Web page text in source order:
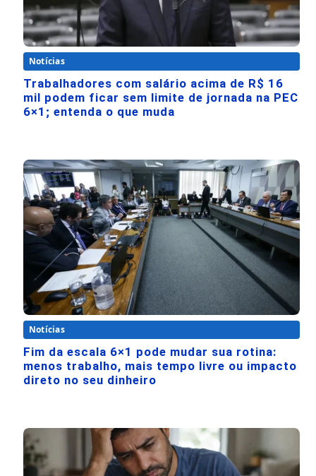
Notícias
Trabalhadores com salário acima de R$ 16
mil podem ficar sem limite de jornada na PEC
6×1; entenda o que muda
Notícias
Fim da escala 6×1 pode mudar sua rotina:
menos trabalho, mais tempo livre ou impacto
direto no seu dinheiro